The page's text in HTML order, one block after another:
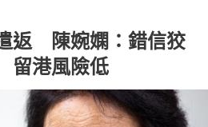
返 陳婉嫻：錯信狡
留港風險低